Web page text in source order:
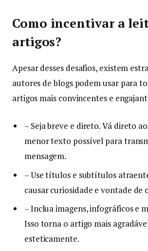
Como incentivar a
artigos?
Apesar desses desafios, existem
autores de blogs podem usar para
artigos mais convincentes e
– Seja breve e direto. Vá direto
menor texto possível para
mensagem.
– Use títulos e subtítulos
causar curiosidade e vontade de
– Inclua imagens, infográficos e
Isso torna o artigo mais
esteticamente.